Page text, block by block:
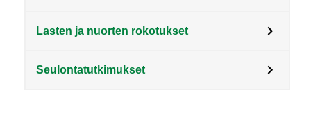
Lasten ja nuorten rokotukset
Seulontatutkimukset